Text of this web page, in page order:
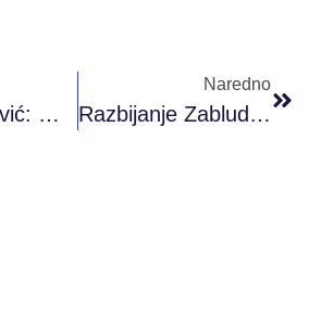
Dragana Savić: Okružite Se Ljudima Koji Su Volonteri/ke
Naredno
Razbijanje Zabluda: Istina O Volontiranju I Njegovim Pozitivnim Stranama